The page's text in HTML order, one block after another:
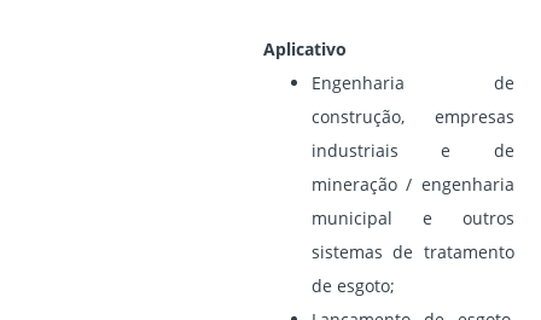
Aplicativo
Engenharia de
construção, empresas
industriais e de
mineração / engenharia
municipal e outros
sistemas de tratamento
de esgoto;